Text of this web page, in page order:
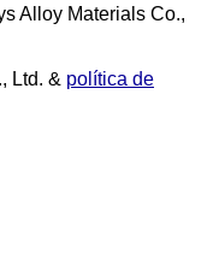
Alloy Materials Co.,
Ltd. & política de